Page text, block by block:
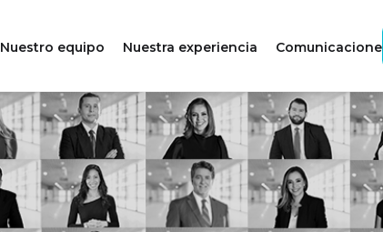
Nuestro equipo Nuestra experiencia Comunicaciones